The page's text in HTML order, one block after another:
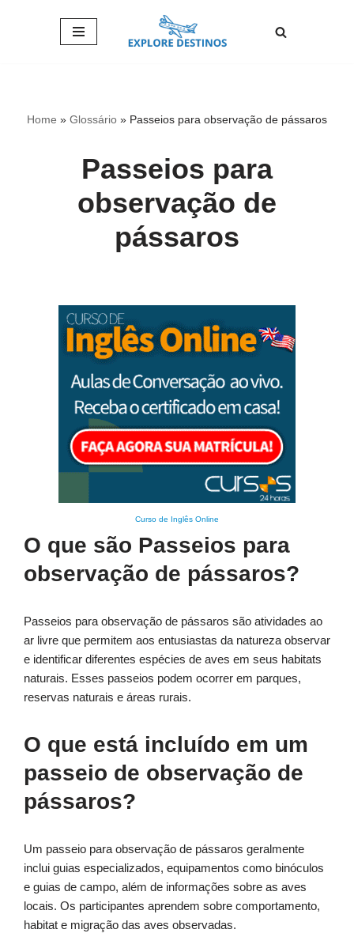
Home » Glossário » Passeios para observação de pássaros
Passeios para
observação de
pássaros
Curso de Inglês Online
O que são Passeios para
observação de pássaros?
Passeios para observação de pássaros são atividades ao
ar livre que permitem aos entusiastas da natureza observar
e identificar diferentes espécies de aves em seus habitats
naturais. Esses passeios podem ocorrer em parques,
reservas naturais e áreas rurais.
O que está incluído em um
passeio de observação de
pássaros?
Um passeio para observação de pássaros geralmente
inclui guias especializados, equipamentos como binóculos
e guias de campo, além de informações sobre as aves
locais. Os participantes aprendem sobre comportamento,
habitat e migração das aves observadas.